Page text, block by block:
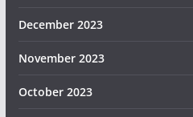
December 2023
November 2023
October 2023